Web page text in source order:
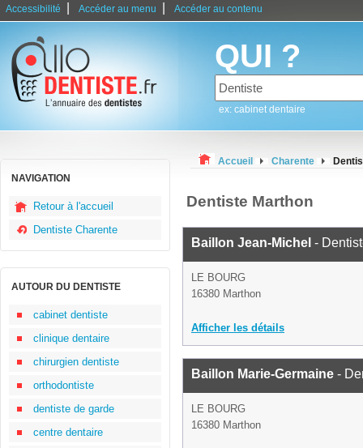
Accessibilité Accéder au menu Accéder au contenu
QUI ?
ex: cabinet dentaire
NAVIGATION
Retour à l'accueil
Dentiste Charente
AUTOUR DU DENTISTE
cabinet dentiste
clinique dentaire
chirurgien dentiste
orthodontiste
dentiste de garde
centre dentaire
Accueil Charente
Dentiste Marthon
Baillon Jean-Michel -
LE BOURG
16380 Marthon
Afficher les détails
Baillon Marie-Germaine -
LE BOURG
16380 Marthon